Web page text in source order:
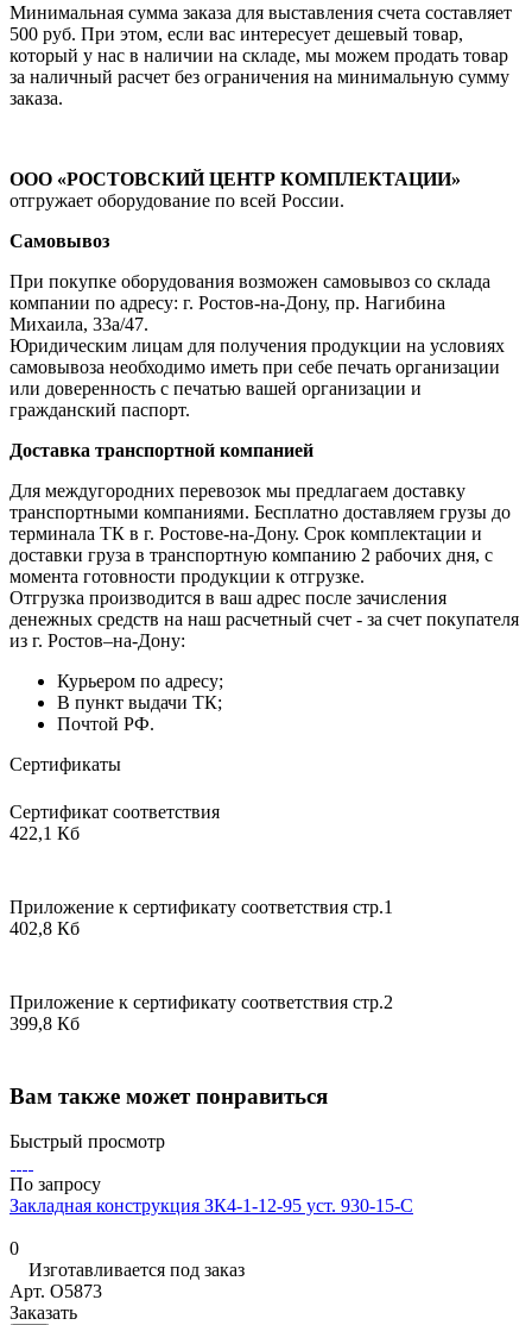
Минимальная сумма заказа для выставления счета составляет
500 руб. При этом, если вас интересует дешевый товар,
который у нас в наличии на складе, мы можем продать товар
за наличный расчет без ограничения на минимальную сумму
заказа.
ООО «РОСТОВСКИЙ ЦЕНТР КОМПЛЕКТАЦИИ»
отгружает оборудование по всей России.
Самовывоз
При покупке оборудования возможен самовывоз со склада
компании по адресу: г. Ростов-на-Дону, пр. Нагибина
Михаила, 33а/47.
Юридическим лицам для получения продукции на условиях
самовывоза необходимо иметь при себе печать организации
или доверенность с печатью вашей организации и
гражданский паспорт.
Доставка транспортной компанией
Для междугородних перевозок мы предлагаем доставку
транспортными компаниями. Бесплатно доставляем грузы до
терминала ТК в г. Ростове-на-Дону. Срок комплектации и
доставки груза в транспортную компанию 2 рабочих дня, с
момента готовности продукции к отгрузке.
Отгрузка производится в ваш адрес после зачисления
денежных средств на наш расчетный счет - за счет покупателя
из г. Ростов–на-Дону:
Курьером по адресу;
В пункт выдачи ТК;
Почтой РФ.
Сертификаты
Сертификат соответствия
422,1 Кб
Приложение к сертификату соответствия стр.1
402,8 Кб
Приложение к сертификату соответствия стр.2
399,8 Кб
Вам также может понравиться
Быстрый просмотр
По запросу
Закладная конструкция ЗК4-1-12-95 уст. 930-15-С
0
Изготавливается под заказ
Арт. O5873
Заказать